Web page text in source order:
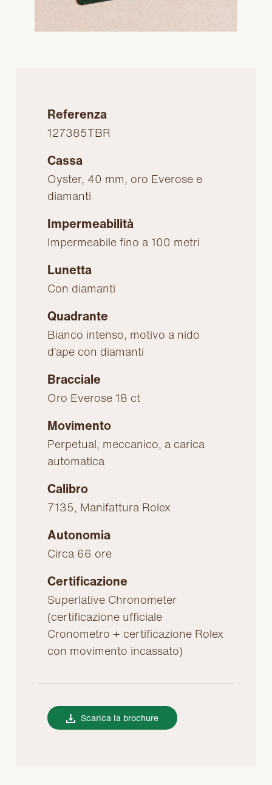
Referenza
127385TBR
Cassa
Oyster, 40 mm, oro Everose e
diamanti
Impermeabilità
Impermeabile fino a 100 metri
Lunetta
Con diamanti
Quadrante
Bianco intenso, motivo a nido
d’ape con diamanti
Bracciale
Oro Everose 18 ct
Movimento
Perpetual, meccanico, a carica
automatica
Calibro
7135, Manifattura Rolex
Autonomia
Circa 66 ore
Certificazione
Superlative Chronometer
(certificazione ufficiale
Cronometro + certificazione Rolex
con movimento incassato)
Scarica la brochure